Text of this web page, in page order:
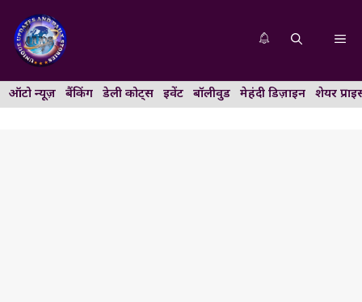
content
ऑटो न्यूज़ बैंकिंग डेली कोट्स इवेंट बॉलीवुड मेहंदी डिज़ाइन शेयर